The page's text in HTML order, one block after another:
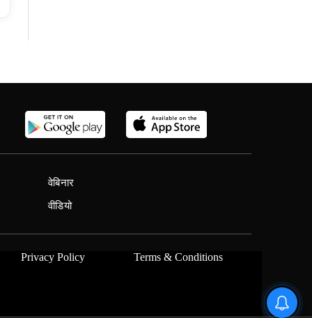
वेबिनार
वीडियो
Privacy Policy Terms & Conditions